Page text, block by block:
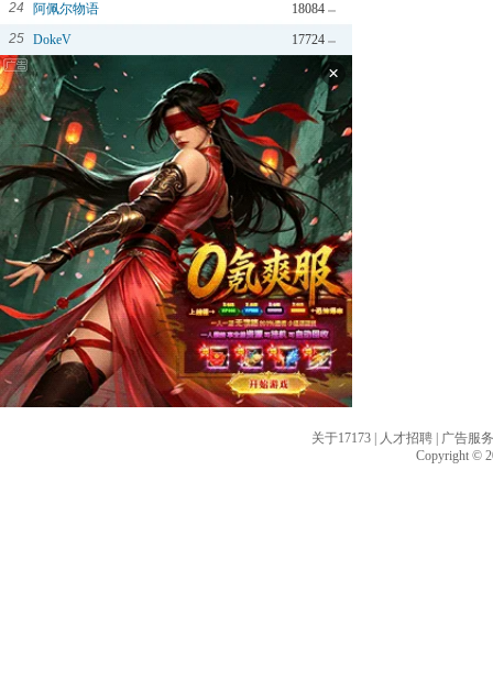
24
18084
阿佩尔物语
25
17724
DokeV
×
关于17173 人才招聘
广告服务
Copyright ©